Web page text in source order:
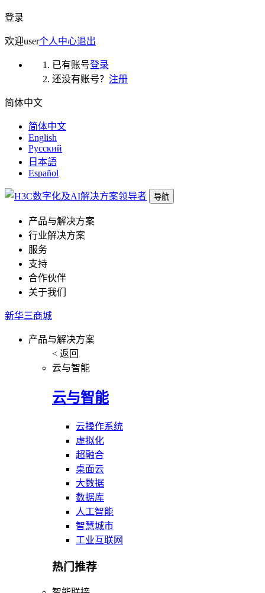
登录
欢迎user个人中心退出
已有账号登录
还没有账号？ 注册
简体中文
简体中文
English
Русский
日本語
Español
导航
产品与解决方案
行业解决方案
服务
支持
合作伙伴
关于我们
新华三商城
产品与解决方案
< 返回
云与智能
云与智能
云操作系统
虚拟化
超融合
桌面云
大数据
数据库
人工智能
智慧城市
工业互联网
热门推荐